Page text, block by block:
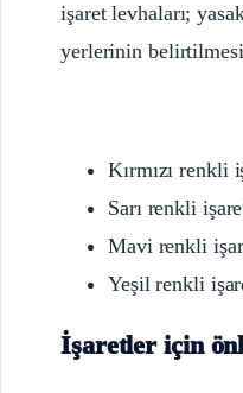
işaret levhaları;
yerlerinin belirtilmesi
Kırmızı renkli
Sarı renkli
Mavi renkli
Yeşil renkli
İşaretler için